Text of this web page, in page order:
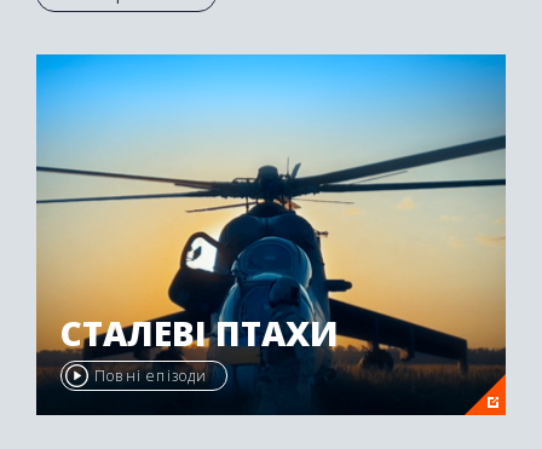
Осетії був нагороджений другою премією
СТАЛЕВІ ПТАХИ
Повні епізоди